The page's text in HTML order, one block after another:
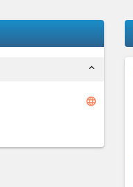
expand_less
language